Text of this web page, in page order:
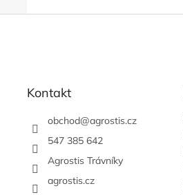
Kontakt
obchod@agrostis.cz
547 385 642
Agrostis Trávníky
agrostis.cz